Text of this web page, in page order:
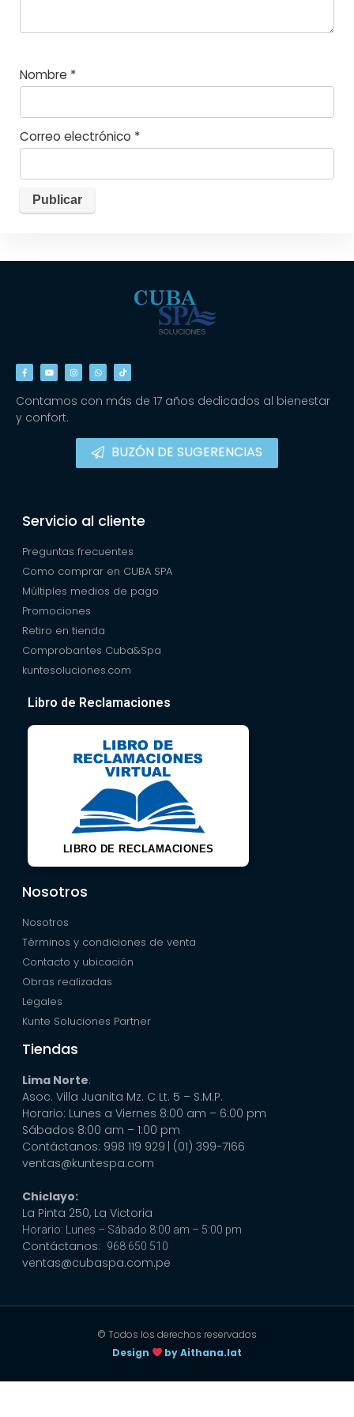
Nombre *
Correo electrónico *
Contamos con más de 17 años dedicados al bienestar
y confort.
BUZÓN DE SUGERENCIAS
Servicio al cliente
Preguntas frecuentes
Como comprar en CUBA SPA
Múltiples medios de pago
Promociones
Retiro en tienda
Comprobantes Cuba&Spa
kuntesoluciones.com
Libro de Reclamaciones
LIBRO DE RECLAMACIONES
Nosotros
Nosotros
Términos y condiciones de venta
Contacto y ubicación
Obras realizadas
Legales
Kunte Soluciones Partner
Tiendas
Lima Norte:
Asoc. Villa Juanita Mz. C Lt. 5 – S.M.P.
Horario: Lunes a Viernes 8:00 am – 6:00 pm
Sábados 8:00 am – 1:00 pm
Contáctanos: 998 119 929 | (01) 399-7166
ventas@kuntespa.com
Chiclayo:
La Pinta 250, La Victoria
Horario: Lunes – Sábado 8:00 am – 5:00 pm
Contáctanos: 968 650 510
ventas@cubaspa.com.pe
© Todos los derechos reservados
Design
by Aithana.lat